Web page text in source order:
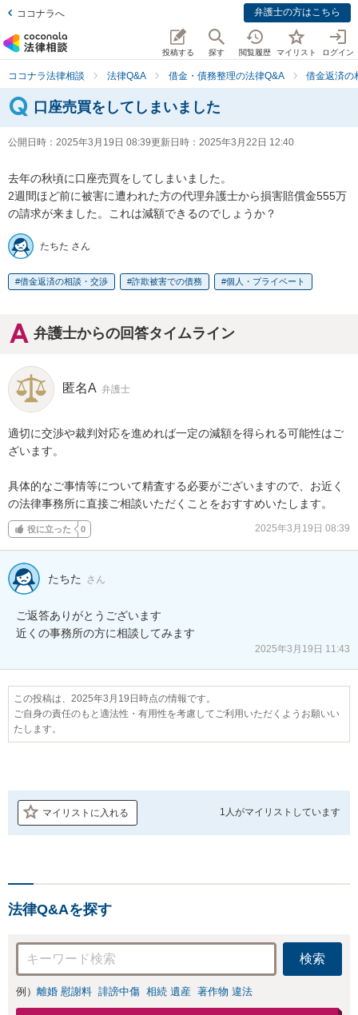
ココナラへ 弁護士の方はこちら
投稿する 探す 閲覧履歴 マイリスト ログイン
ココナラ法律相談 法律Q&A 借金・債務整理の法律Q&A 借金返済の
口座売買をしてしまいました
公開日時： 2025年3月19日 08:39更新日時： 2025年3月22日 12:40
去年の秋頃に口座売買をしてしまいました。
2週間ほど前に被害に遭われた方の代理弁護士から損害賠償金555万
の請求が来ました。これは減額できるのでしょうか？
たちた さん
借金返済の相談・交渉 詐欺被害での債務 個人・プライベート
弁護士からの回答タイムライン
匿名A 弁護士
適切に交渉や裁判対応を進めれば一定の減額を得られる可能性はご
ざいます。
具体的なご事情等について精査する必要がございますので、お近く
の法律事務所に直接ご相談いただくことをおすすめいたします。
役に立った 0 2025年3月19日 08:39
たちた さん
ご返答ありがとうございます
近くの事務所の方に相談してみます
2025年3月19日 11:43
この投稿は、2025年3月19日時点の情報です。
ご自身の責任のもと適法性・有用性を考慮してご利用いただくようお願いい
たします。
マイリストに入れる 1人がマイリストしています
法律Q&Aを探す
検索
例） 離婚 慰謝料 誹謗中傷 相続 遺産 著作物 違法